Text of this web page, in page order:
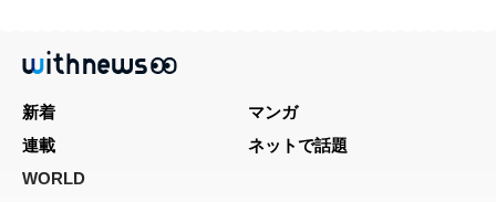
新着
マンガ
連載
ネットで話題
WORLD